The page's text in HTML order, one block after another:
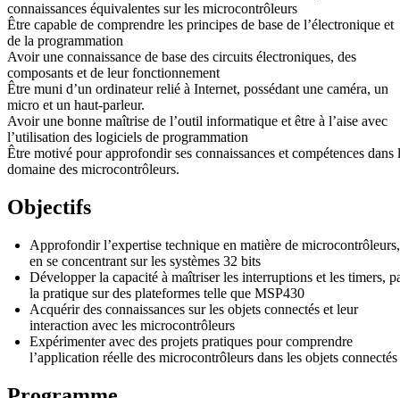
connaissances équivalentes sur les microcontrôleurs
Être capable de comprendre les principes de base de l’électronique et
de la programmation
Avoir une connaissance de base des circuits électroniques, des
composants et de leur fonctionnement
Être muni d’un ordinateur relié à Internet, possédant une caméra, un
micro et un haut-parleur.
Avoir une bonne maîtrise de l’outil informatique et être à l’aise avec
l’utilisation des logiciels de programmation
Être motivé pour approfondir ses connaissances et compétences dans
domaine des microcontrôleurs.
Objectifs
Approfondir l’expertise technique en matière de microcontrôleurs,
en se concentrant sur les systèmes 32 bits
Développer la capacité à maîtriser les interruptions et les timers,
la pratique sur des plateformes telle que MSP430
Acquérir des connaissances sur les objets connectés et leur
interaction avec les microcontrôleurs
Expérimenter avec des projets pratiques pour comprendre
l’application réelle des microcontrôleurs dans les objets connectés